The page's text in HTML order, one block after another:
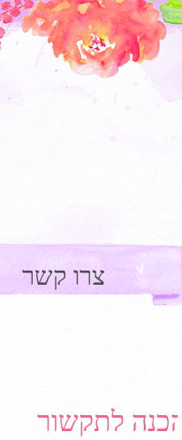
צרו קשר
לתקשור